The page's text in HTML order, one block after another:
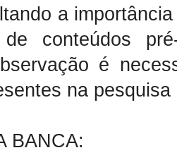
a
conteúdos
é
na
BANCA: